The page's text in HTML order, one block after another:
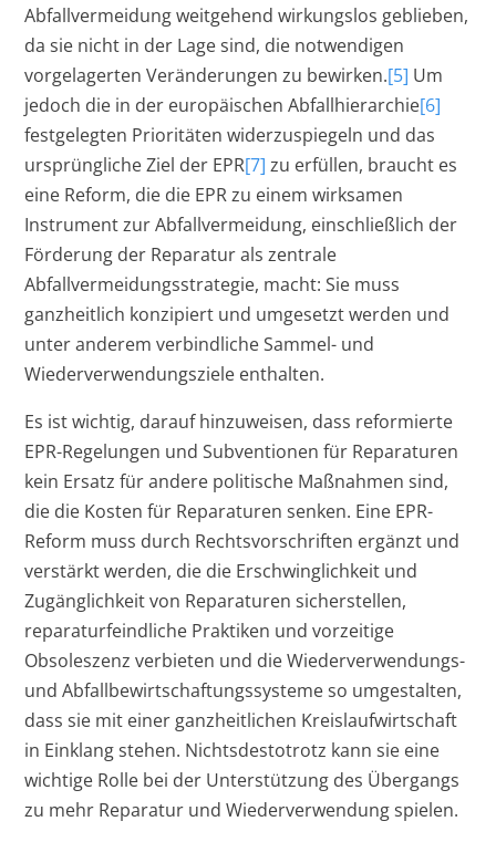
Abfallvermeidung weitgehend wirkungslos geblieben,
da sie nicht in der Lage sind, die notwendigen
vorgelagerten Veränderungen zu bewirken.[5] Um
jedoch die in der europäischen Abfallhierarchie[6]
festgelegten Prioritäten widerzuspiegeln und das
ursprüngliche Ziel der EPR[7] zu erfüllen, braucht es
eine Reform, die die EPR zu einem wirksamen
Instrument zur Abfallvermeidung, einschließlich der
Förderung der Reparatur als zentrale
Abfallvermeidungsstrategie, macht: Sie muss
ganzheitlich konzipiert und umgesetzt werden und
unter anderem verbindliche Sammel- und
Wiederverwendungsziele enthalten.
Es ist wichtig, darauf hinzuweisen, dass reformierte
EPR-Regelungen und Subventionen für Reparaturen
kein Ersatz für andere politische Maßnahmen sind,
die die Kosten für Reparaturen senken. Eine EPR-
Reform muss durch Rechtsvorschriften ergänzt und
verstärkt werden, die die Erschwinglichkeit und
Zugänglichkeit von Reparaturen sicherstellen,
reparaturfeindliche Praktiken und vorzeitige
Obsoleszenz verbieten und die Wiederverwendungs-
und Abfallbewirtschaftungssysteme so umgestalten,
dass sie mit einer ganzheitlichen Kreislaufwirtschaft
in Einklang stehen. Nichtsdestotrotz kann sie eine
wichtige Rolle bei der Unterstützung des Übergangs
zu mehr Reparatur und Wiederverwendung spielen.